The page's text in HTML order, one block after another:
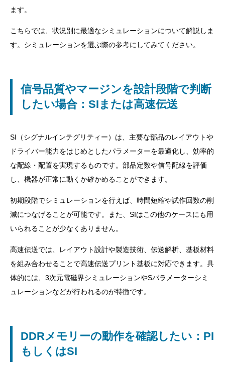
ます。
こちらでは、状況別に最適なシミュレーションについて解説しま
す。シミュレーションを選ぶ際の参考にしてみてください。
信号品質やマージンを設計段階で判断
したい場合：SIまたは高速伝送
SI（シグナルインテグリティー）は、主要な部品のレイアウトや
ドライバー能力をはじめとしたパラメーターを最適化し、効率的
な配線・配置を実現するものです。部品定数や信号配線を評価
し、機器が正常に動くか確かめることができます。
初期段階でシミュレーションを行えば、時間短縮や試作回数の削
減につなげることが可能です。また、SIはこの他のケースにも用
いられることが少なくありません。
高速伝送では、レイアウト設計や製造技術、伝送解析、基板材料
を組み合わせることで高速伝送プリント基板に対応できます。具
体的には、3次元電磁界シミュレーションやSパラメーターシミ
ュレーションなどが行われるのが特徴です。
DDRメモリーの動作を確認したい：PI
もしくはSI